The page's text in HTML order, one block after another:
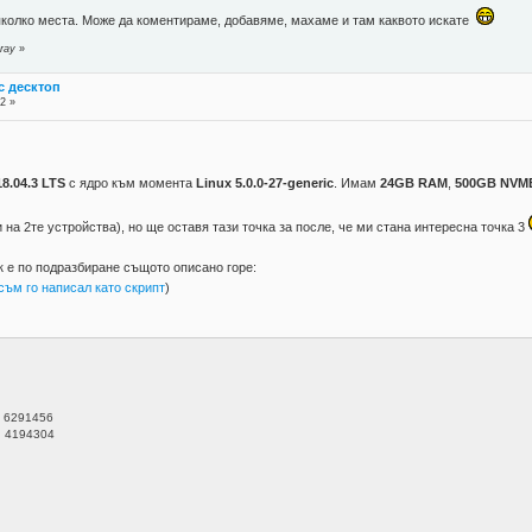
места. Може да коментираме, добавяме, махаме и там каквото искате
»
десктоп
»
LTS с ядро към момента Linux 5.0.0-27-generic . Имам24GB RAM ,500GB
на 2те устройства), но ще оставя тази точка за после, че ми стана интересна точка 3
е по подразбиране същото описано горе:
го написал като скрипт)